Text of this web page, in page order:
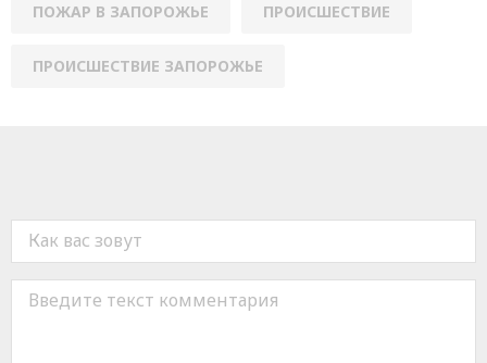
ПОЖАР В ЗАПОРОЖЬЕ ПРОИСШЕСТВИЕ
ПРОИСШЕСТВИЕ ЗАПОРОЖЬЕ